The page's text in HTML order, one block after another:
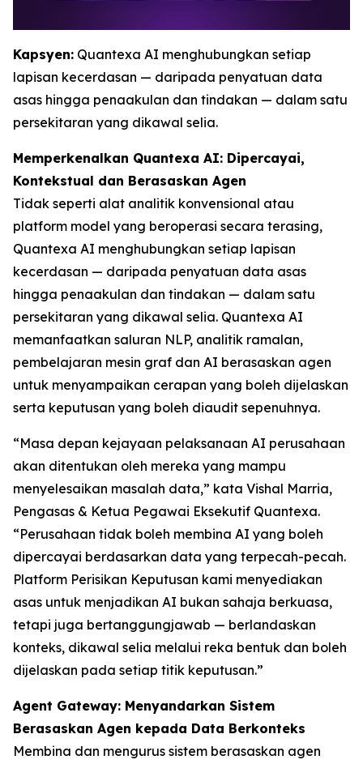
Kapsyen: Quantexa AI menghubungkan setiap
lapisan kecerdasan — daripada penyatuan data
asas hingga penaakulan dan tindakan — dalam satu
persekitaran yang dikawal selia.
Memperkenalkan Quantexa AI: Dipercayai,
Kontekstual dan Berasaskan Agen
Tidak seperti alat analitik konvensional atau
platform model yang beroperasi secara terasing,
Quantexa AI menghubungkan setiap lapisan
kecerdasan — daripada penyatuan data asas
hingga penaakulan dan tindakan — dalam satu
persekitaran yang dikawal selia. Quantexa AI
memanfaatkan saluran NLP, analitik ramalan,
pembelajaran mesin graf dan AI berasaskan agen
untuk menyampaikan cerapan yang boleh dijelaskan
serta keputusan yang boleh diaudit sepenuhnya.
“Masa depan kejayaan pelaksanaan AI perusahaan
akan ditentukan oleh mereka yang mampu
menyelesaikan masalah data,” kata Vishal Marria,
Pengasas & Ketua Pegawai Eksekutif Quantexa.
“Perusahaan tidak boleh membina AI yang boleh
dipercayai berdasarkan data yang terpecah-pecah.
Platform Perisikan Keputusan kami menyediakan
asas untuk menjadikan AI bukan sahaja berkuasa,
tetapi juga bertanggungjawab — berlandaskan
konteks, dikawal selia melalui reka bentuk dan boleh
dijelaskan pada setiap titik keputusan.”
Agent Gateway: Menyandarkan Sistem
Berasaskan Agen kepada Data Berkonteks
Membina dan mengurus sistem berasaskan agen